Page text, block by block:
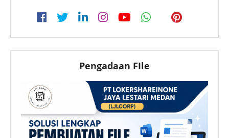
Pengadaan FIle